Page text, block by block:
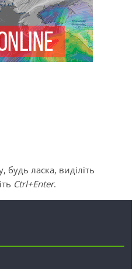
ласка, виділіть
Ctrl+Enter.